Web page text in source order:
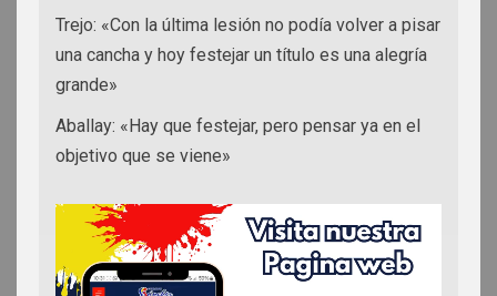
Trejo: «Con la última lesión no podía volver a pisar
una cancha y hoy festejar un título es una alegría
grande»
Aballay: «Hay que festejar, pero pensar ya en el
objetivo que se viene»